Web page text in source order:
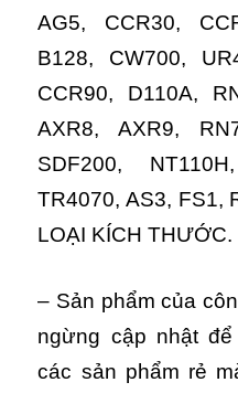
AG5, CCR30,
B128, CW700,
CCR90, D110A,
AXR8, AXR9,
SDF200,
TR4070, AS3, FS1,
LOẠI KÍCH THƯỚC.
– Sản phẩm của
ngừng cập nhật
các sản phẩm rẻ